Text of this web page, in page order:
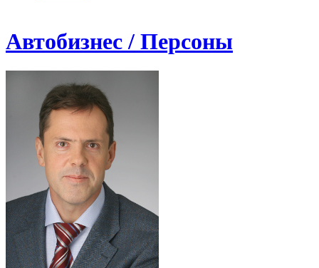
Автобизнес / Персоны